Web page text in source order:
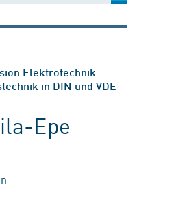
Elektrotechnik
in DIN und VDE
Epe